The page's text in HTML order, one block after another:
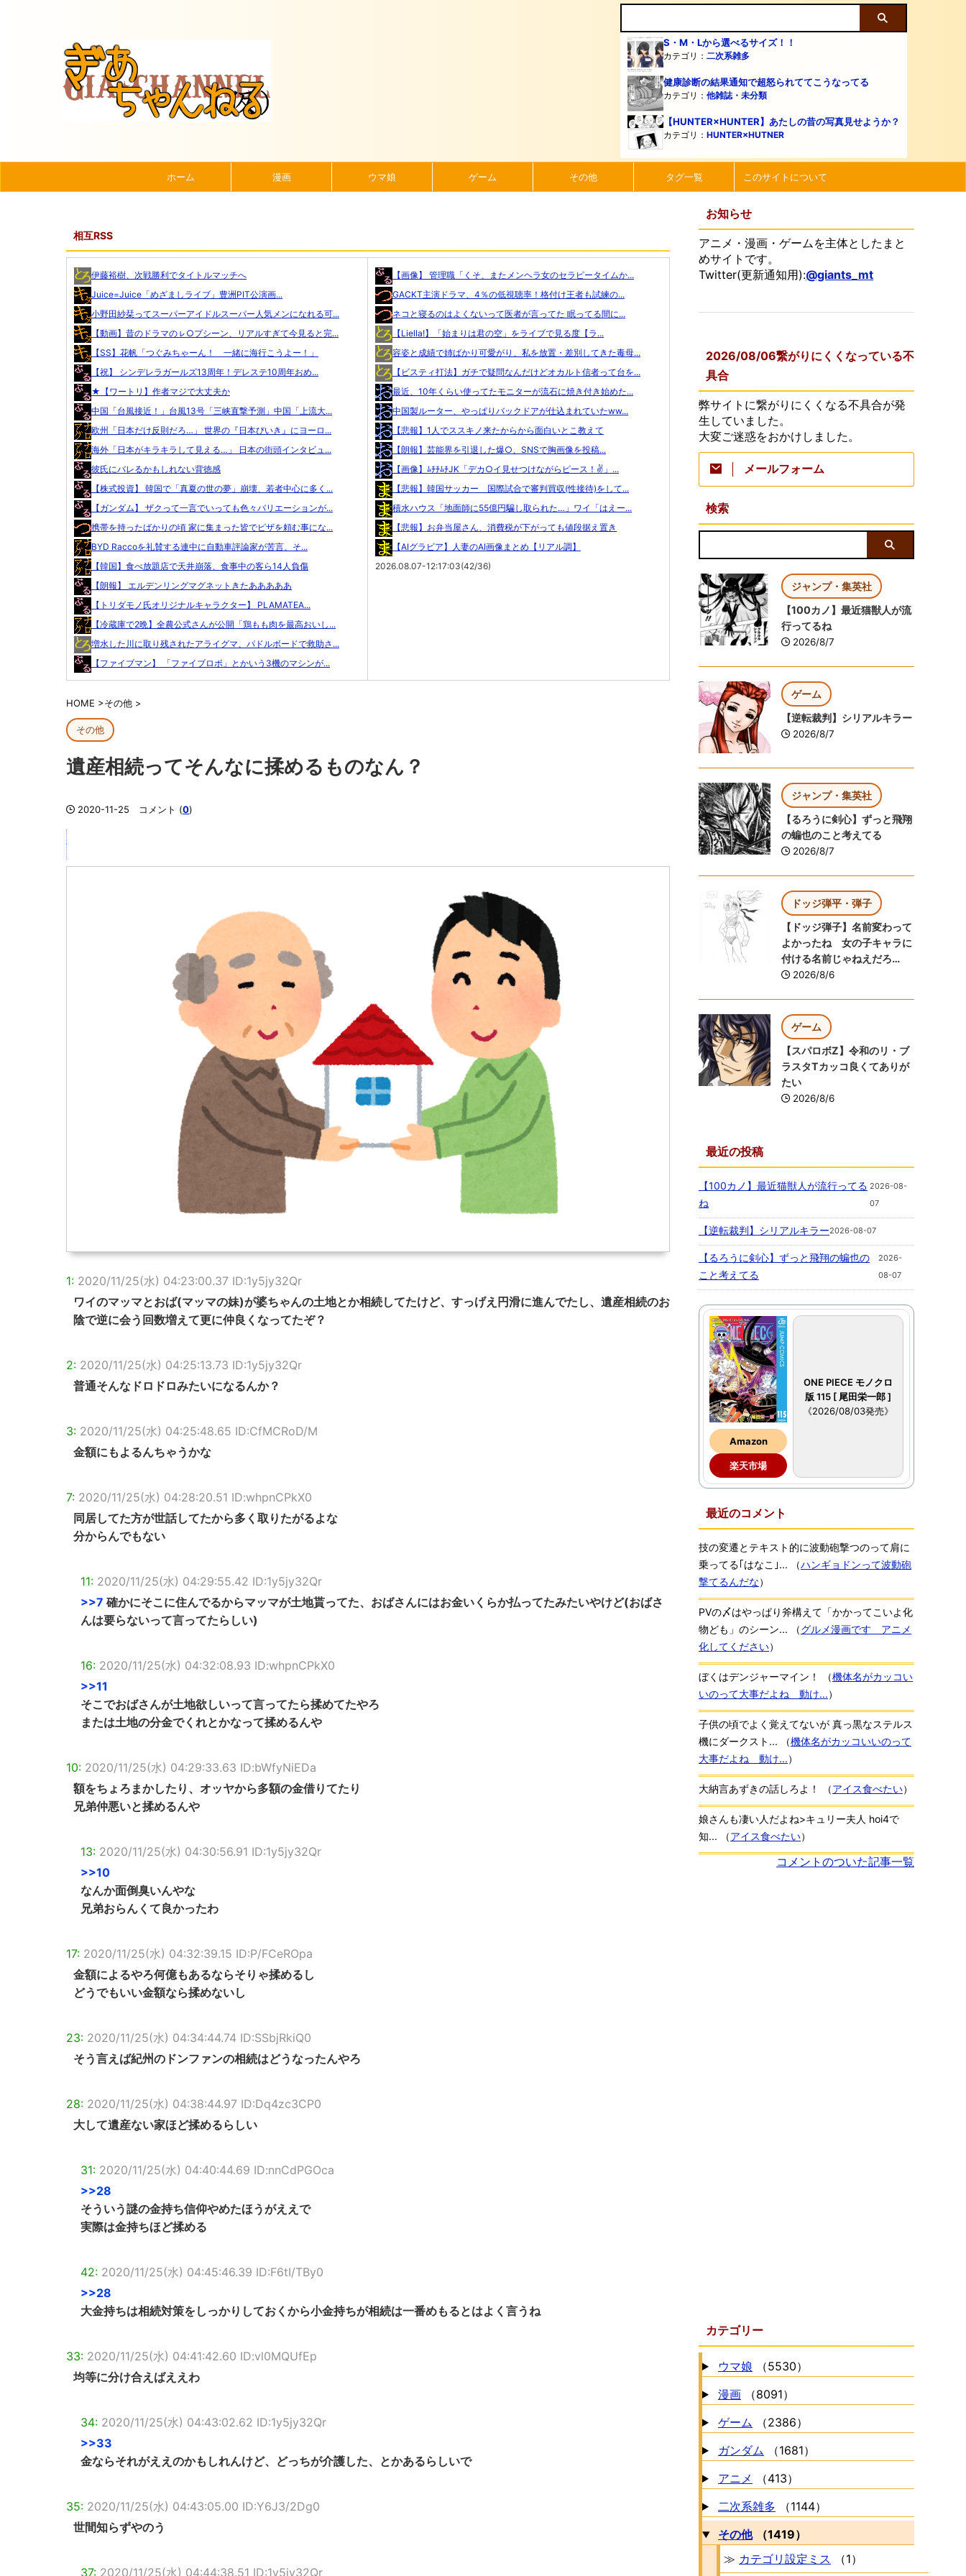
S・M・Lから選べるサイズ！！
カテゴリ： 二次系雑多
健康診断の結果通知で超怒られててこうなってる
カテゴリ： 他雑誌・未分類
【HUNTER×HUNTER】あたしの昔の写真見せようか？
カテゴリ： HUNTER×HUTNER
ホーム 漫画 ウマ娘 ゲーム その他 タグ一覧 このサイトについて
相互RSS
伊藤裕樹、次戦勝利でタイトルマッチへ
Juice=Juice「めざましライブ」豊洲PIT公演画...
小野田紗栞ってスーパーアイドルスーパー人気メンになれる可...
【動画】昔のドラマのㇾ○プシーン、リアルすぎて今見ると完...
【SS】花帆「つぐみちゃーん！ 一緒に海行こうよー！」
【祝】 シンデレラガールズ13周年！デレステ10周年おめ...
★【ワートリ】作者マジで大丈夫か
中国「台風接近！」台風13号「三峡直撃予測」中国「上流大...
欧州「日本だけ反則だろ…」 世界の『日本びいき』にヨーロ...
海外「日本がキラキラして見える…」 日本の街頭インタビュ...
彼氏にバレるかもしれない背徳感
【株式投資】 韓国で「真夏の世の夢」崩壊、若者中心に多く...
【ガンダム】 ザクって一言でいっても色々バリエーションが...
携帯を持ったばかりの頃 家に集まった皆でピザを頼む事にな...
BYD Raccoを礼賛する連中に自動車評論家が苦言、そ...
【韓国】食べ放題店で天井崩落、食事中の客ら14人負傷
【朗報】 エルデンリングマグネットきたあああああ
【トリダモノ氏オリジナルキャラクター】 PLAMATEA...
【冷蔵庫で2晩】全農公式さんが公開「鶏もも肉を最高おいし...
増水した川に取り残されたアライグマ、パドルボードで救助さ...
【ファイブマン】 「ファイブロボ」とかいう3機のマシンが...
【画像】 管理職「くそ、またメンヘラ女のセラピータイムか...
GACKT主演ドラマ、4％の低視聴率！格付け王者も試練の...
ネコと寝るのはよくないって医者が言ってた 眠ってる間に...
【Liella!】「始まりは君の空」をライブで見る度【ラ...
容姿と成績で姉ばかり可愛がり、私を放置・差別してきた毒母...
【ビスティ打法】ガチで疑問なんだけどオカルト信者って台を...
最近、10年くらい使ってたモニターが流石に焼き付き始めた...
中国製ルーター、やっぱりバックドアが仕込まれていたww...
【悲報】1人でススキノ来たからから面白いとこ教えて
【朗報】芸能界を引退した爆○、SNSで胸画像を投稿...
【画像】ﾑﾁﾁﾑﾁJK「デカ○イ見せつけながらピース！✌」...
【悲報】韓国サッカー 国際試合で審判買収(性接待)をして...
積水ハウス「地面師に55億円騙し取られた…」ワイ「はえー...
【悲報】お弁当屋さん、消費税が下がっても値段据え置き
【AIグラビア】人妻のAI画像まとめ【リアル調】
2026.08.07-12:17:03(42/36)
HOME >その他 >
その他
遺産相続ってそんなに揉めるものなん？
2020-11-25 コメント (0)
1: 2020/11/25(水) 04:23:00.37 ID:1y5jy32Qr
ワイのマッマとおば(マッマの妹)が婆ちゃんの土地とか相続してたけど、すっげえ円滑に進んでたし、遺産相続のお
陰で逆に会う回数増えて更に仲良くなってたぞ？
2: 2020/11/25(水) 04:25:13.73 ID:1y5jy32Qr
普通そんなドロドロみたいになるんか？
3: 2020/11/25(水) 04:25:48.65 ID:CfMCRoD/M
金額にもよるんちゃうかな
7: 2020/11/25(水) 04:28:20.51 ID:whpnCPkX0
同居してた方が世話してたから多く取りたがるよな
分からんでもない
11: 2020/11/25(水) 04:29:55.42 ID:1y5jy32Qr
>>7 確かにそこに住んでるからマッマが土地貰ってた、おばさんにはお金いくらか払ってたみたいやけど(おばさ
んは要らないって言ってたらしい)
16: 2020/11/25(水) 04:32:08.93 ID:whpnCPkX0
>>11
そこでおばさんが土地欲しいって言ってたら揉めてたやろ
または土地の分金でくれとかなって揉めるんや
10: 2020/11/25(水) 04:29:33.63 ID:bWfyNiEDa
額をちょろまかしたり、オッヤから多額の金借りてたり
兄弟仲悪いと揉めるんや
13: 2020/11/25(水) 04:30:56.91 ID:1y5jy32Qr
>>10
なんか面倒臭いんやな
兄弟おらんくて良かったわ
17: 2020/11/25(水) 04:32:39.15 ID:P/FCeROpa
金額によるやろ何億もあるならそりゃ揉めるし
どうでもいい金額なら揉めないし
23: 2020/11/25(水) 04:34:44.74 ID:SSbjRkiQ0
そう言えば紀州のドンファンの相続はどうなったんやろ
28: 2020/11/25(水) 04:38:44.97 ID:Dq4zc3CP0
大して遺産ない家ほど揉めるらしい
31: 2020/11/25(水) 04:40:44.69 ID:nnCdPGOca
>>28
そういう謎の金持ち信仰やめたほうがええで
実際は金持ちほど揉める
42: 2020/11/25(水) 04:45:46.39 ID:F6tI/TBy0
>>28
大金持ちは相続対策をしっかりしておくから小金持ちが相続は一番めもるとはよく言うね
33: 2020/11/25(水) 04:41:42.60 ID:vl0MQUfEp
均等に分け合えばええわ
34: 2020/11/25(水) 04:43:02.62 ID:1y5jy32Qr
>>33
金ならそれがええのかもしれんけど、どっちが介護した、とかあるらしいで
35: 2020/11/25(水) 04:43:05.00 ID:Y6J3/2Dg0
世間知らずやのう
37: 2020/11/25(水) 04:44:38.51 ID:1y5jy32Qr
お知らせ
アニメ・漫画・ゲームを主体としたまと
めサイトです。
Twitter(更新通知用):@giants_mt
2026/08/06繋がりにくくなっている不
具合
弊サイトに繋がりにくくなる不具合が発
生していました。
大変ご迷惑をおかけしました。
メールフォーム
検索
ジャンプ・集英社
【100カノ】最近猫獣人が流
行ってるね
2026/8/7
ゲーム
【逆転裁判】シリアルキラー
2026/8/7
ジャンプ・集英社
【るろうに剣心】ずっと飛翔
の蝙也のこと考えてる
2026/8/7
ドッジ弾平・弾子
【ドッジ弾子】名前変わって
よかったね 女の子キャラに
付ける名前じゃねえだろ…
2026/8/6
ゲーム
【スパロボZ】令和のリ・ブ
ラスタTカッコ良くてありが
たい
2026/8/6
最近の投稿
【100カノ】最近猫獣人が流行ってる
ね
2026-08-
07
【逆転裁判】シリアルキラー2026-08-07
【るろうに剣心】ずっと飛翔の蝙也の
こと考えてる
2026-
08-07
Amazon
楽天市場
ONE PIECE モノクロ
版 115 [ 尾田栄一郎 ]
《2026/08/03発売》
最近のコメント
技の変遷とテキスト的に波動砲撃つのって肩に
乗ってる｢はなこ｣...
（ハンギョドンって波動砲
撃てるんだな）
PVの〆はやっぱり斧構えて「かかってこいよ化
物ども」のシーン...
（グルメ漫画です アニメ
化してください）
ぼくはデンジャーマイン！ （機体名がカッコい
いのって大事だよね 動け...）
子供の頃でよく覚えてないが 真っ黒なステルス
機にダークスト...
（機体名がカッコいいのって
大事だよね 動け...）
大納言あずきの話しろよ！ （アイス食べたい）
娘さんも凄い人だよね>キュリー夫人 hoi4で
知...
（アイス食べたい）
コメントのついた記事一覧
カテゴリー
ウマ娘
（5530）
漫画
（8091）
ゲーム
（2386）
ガンダム
（1681）
アニメ
（413）
二次系雑多
（1144）
その他
（1419）
≫ カテゴリ設定ミス （1）